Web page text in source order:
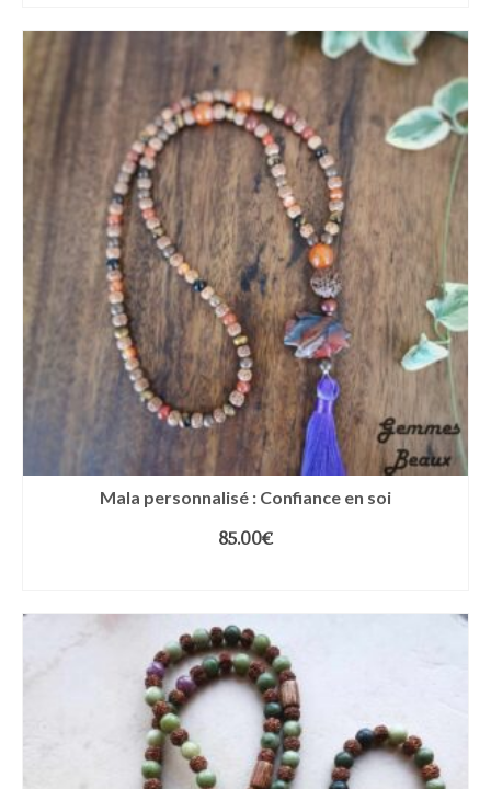
Mala personnalisé : Confiance en soi
85.00€